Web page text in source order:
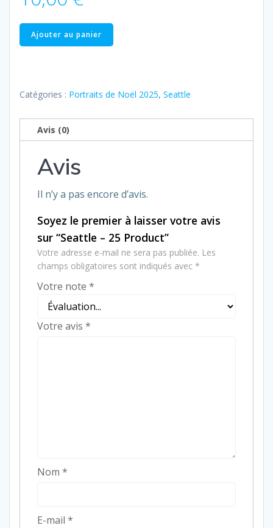
quantité
de
25
Ajouter au panier
Catégories : Portraits de Noël 2025, Seattle
Avis (0)
Avis
Il n’y a pas encore d’avis.
Soyez le premier à laisser votre avis
sur “Seattle – 25 Product”
Votre adresse e-mail ne sera pas publiée. Les
champs obligatoires sont indiqués avec *
Votre note *
Votre avis *
Nom *
E-mail *